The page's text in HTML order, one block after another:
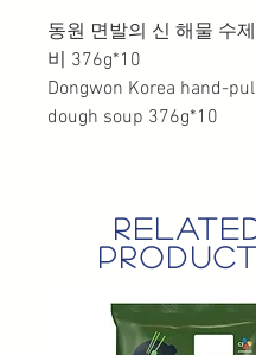
동원 면발의 신 해물 수제
비 376g*10
Dongwon Korea hand-
dough soup 376g*10